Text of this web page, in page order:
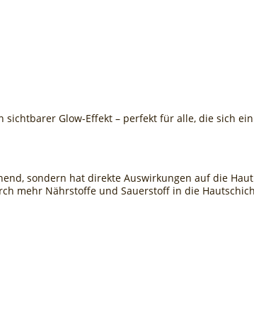
sichtbarer Glow-Effekt – perfekt für alle, die sich
sondern hat direkte Auswirkungen auf die
mehr Nährstoffe und Sauerstoff in die